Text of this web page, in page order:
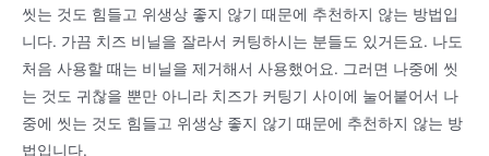
씻는 것도 힘들고 위생상 좋지 않기 때문에 추천하지 않는 방법입
니다. 가끔 치즈 비닐을 잘라서 커팅하시는 분들도 있거든요. 나도
처음 사용할 때는 비닐을 제거해서 사용했어요. 그러면 나중에 씻
는 것도 귀찮을 뿐만 아니라 치즈가 커팅기 사이에 눌어붙어서 나
중에 씻는 것도 힘들고 위생상 좋지 않기 때문에 추천하지 않는 방
법입니다.